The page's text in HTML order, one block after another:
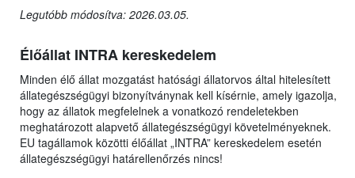
Legutóbb módosítva: 2026.03.05.
Élőállat INTRA kereskedelem
Minden élő állat mozgatást hatósági állatorvos által hitelesített
állategészségügyi bizonyítványnak kell kísérnie, amely igazolja,
hogy az állatok megfelelnek a vonatkozó rendeletekben
meghatározott alapvető állategészségügyi követelményeknek.
EU tagállamok közötti élőállat „INTRA” kereskedelem esetén
állategészségügyi határellenőrzés nincs!